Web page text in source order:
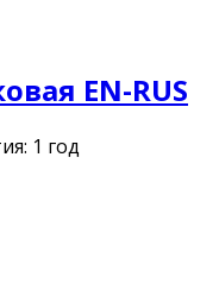
EN-RUS
1 год